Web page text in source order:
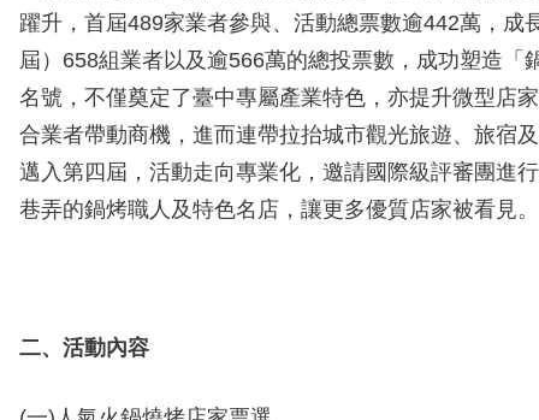
躍升，首屆489家業者參與、活動總票數逾442萬，成
屆）658組業者以及逾566萬的總投票數，成功塑造「
名號，不僅奠定了臺中專屬產業特色，亦提升微型店
合業者帶動商機，進而連帶拉抬城市觀光旅遊、旅宿
邁入第四屆，活動走向專業化，邀請國際級評審團進
巷弄的鍋烤職人及特色名店，讓更多優質店家被看見。
二、活動內容